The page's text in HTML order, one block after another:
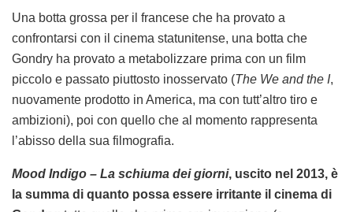
Una botta grossa per il francese che ha provato a
confrontarsi con il cinema statunitense, una botta che
Gondry ha provato a metabolizzare prima con un film
piccolo e passato piuttosto inosservato (The We and the I,
nuovamente prodotto in America, ma con tutt’altro tiro e
ambizioni), poi con quello che al momento rappresenta
l’abisso della sua filmografia.
Mood Indigo – La schiuma dei giorni, uscito nel 2013, è
la summa di quanto possa essere irritante il cinema di